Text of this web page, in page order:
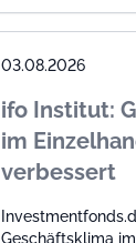
03.08.2026
ifo Institut:
im
verbessert
Geschäftsklima